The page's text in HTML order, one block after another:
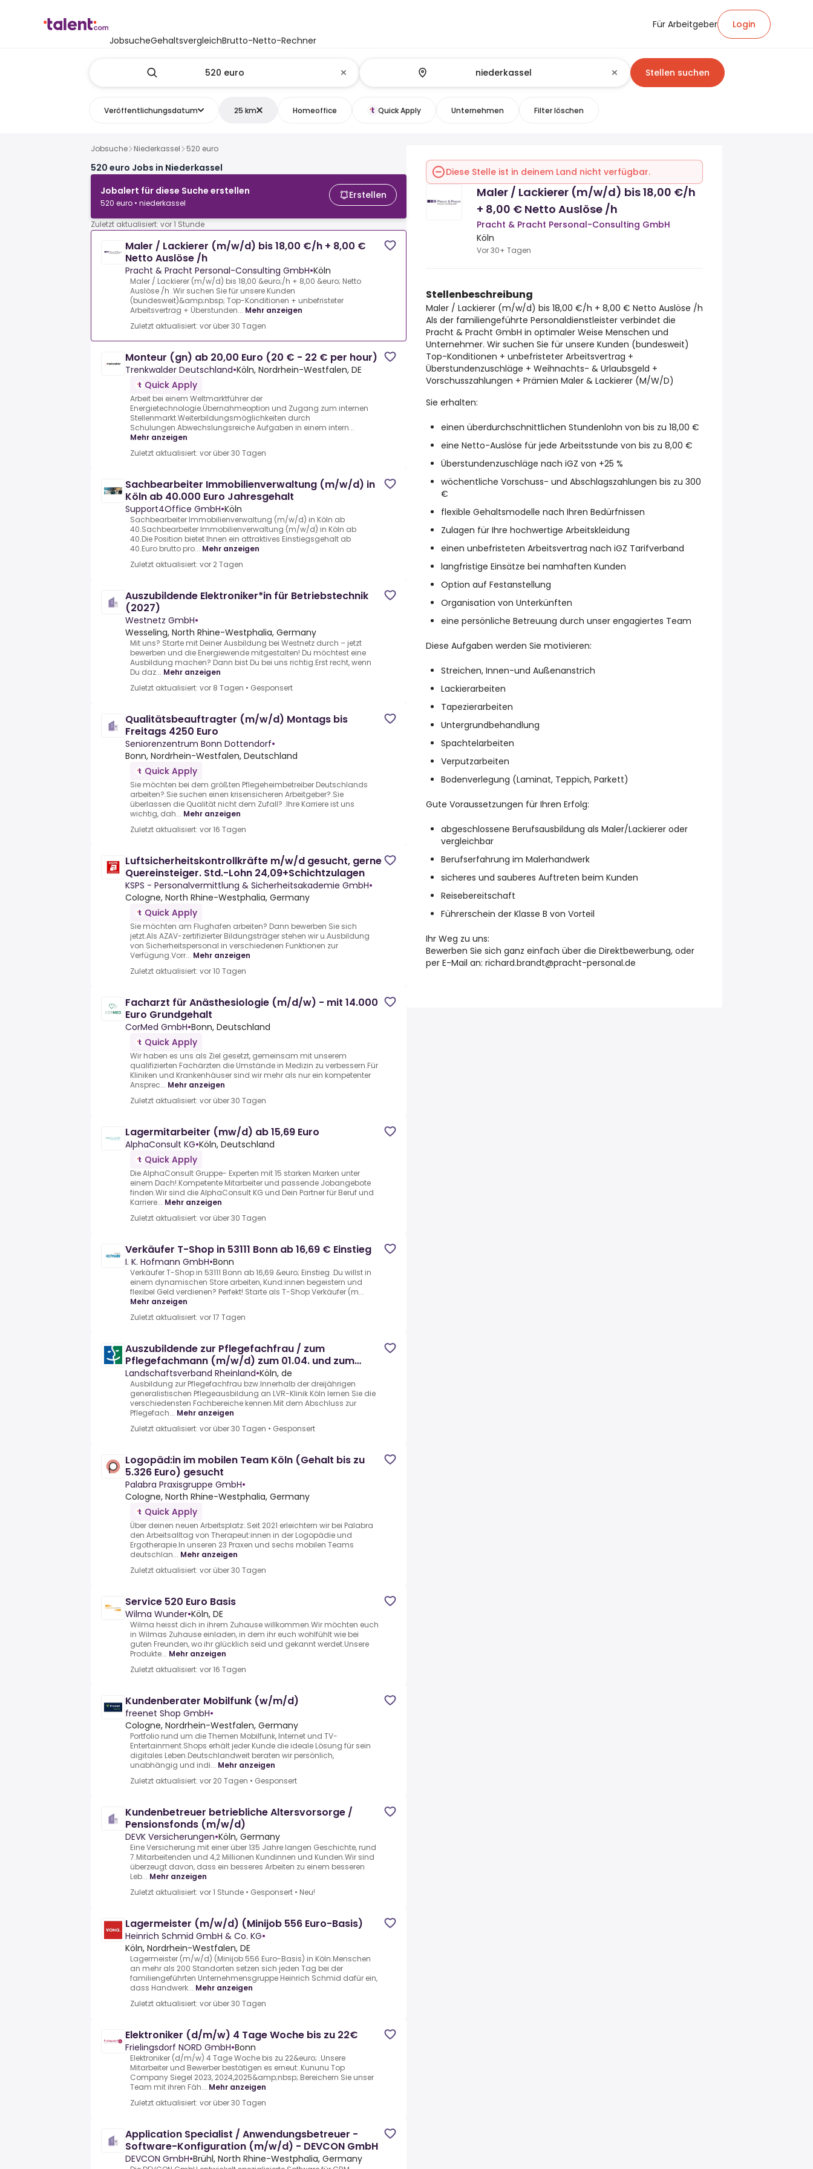
JobsucheGehaltsvergleichBrutto-Netto-Rechner
Für Arbeitgeber Login
Stellen suchen
Veröffentlichungsdatum 25 km Homeoffice Quick Apply Unternehmen Filter löschen
Jobsuche Niederkassel 520 euro
520 euro Jobs in Niederkassel
Jobalert für diese Suche erstellen
520 euro • niederkassel
Erstellen
Zuletzt aktualisiert: vor 1 Stunde
Maler / Lackierer (m/w/d) bis 18,00 €/h + 8,00 €
Netto Auslöse /h
Pracht & Pracht Personal-Consulting GmbH•Köln
Maler / Lackierer (m/w/d) bis 18,00 &euro;/h + 8,00 &euro; Netto
Auslöse /h .Wir suchen Sie für unsere Kunden
(bundesweit)&amp;nbsp; Top-Konditionen + unbefristeter
Arbeitsvertrag + Überstunden... Mehr anzeigen
Zuletzt aktualisiert: vor über 30 Tagen
Monteur (gn) ab 20,00 Euro (20 € - 22 € per hour)
Trenkwalder Deutschland•Köln, Nordrhein-Westfalen, DE
Quick Apply
Arbeit bei einem Weltmarktführer der
Energietechnologie.Übernahmeoption und Zugang zum internen
Stellenmarkt.Weiterbildungsmöglichkeiten durch
Schulungen.Abwechslungsreiche Aufgaben in einem intern...
Mehr anzeigen
Zuletzt aktualisiert: vor über 30 Tagen
Sachbearbeiter Immobilienverwaltung (m/w/d) in
Köln ab 40.000 Euro Jahresgehalt
Support4Office GmbH•Köln
Sachbearbeiter Immobilienverwaltung (m/w/d) in Köln ab
40.Sachbearbeiter Immobilienverwaltung (m/w/d) in Köln ab
40.Die Position bietet Ihnen ein attraktives Einstiegsgehalt ab
40.Euro brutto pro... Mehr anzeigen
Zuletzt aktualisiert: vor 2 Tagen
Auszubildende Elektroniker*in für Betriebstechnik
(2027)
Westnetz GmbH•
Wesseling, North Rhine-Westphalia, Germany
Mit uns? Starte mit Deiner Ausbildung bei Westnetz durch – jetzt
bewerben und die Energiewende mitgestalten! Du möchtest eine
Ausbildung machen? Dann bist Du bei uns richtig.Erst recht, wenn
Du daz... Mehr anzeigen
Zuletzt aktualisiert: vor 8 Tagen • Gesponsert
Qualitätsbeauftragter (m/w/d) Montags bis
Freitags 4250 Euro
Seniorenzentrum Bonn Dottendorf•
Bonn, Nordrhein-Westfalen, Deutschland
Quick Apply
Sie möchten bei dem größten Pflegeheimbetreiber Deutschlands
arbeiten?.Sie suchen einen krisensicheren Arbeitgeber?.Sie
überlassen die Qualität nicht dem Zufall? .Ihre Karriere ist uns
wichtig, dah... Mehr anzeigen
Zuletzt aktualisiert: vor 16 Tagen
Luftsicherheitskontrollkräfte m/w/d gesucht, gerne
Quereinsteiger. Std.-Lohn 24,09+Schichtzulagen
KSPS - Personalvermittlung & Sicherheitsakademie GmbH•
Cologne, North Rhine-Westphalia, Germany
Quick Apply
Sie möchten am Flughafen arbeiten? Dann bewerben Sie sich
jetzt.Als AZAV-zertifizierter Bildungsträger stehen wir u.Ausbildung
von Sicherheitspersonal in verschiedenen Funktionen zur
Verfügung.Vorr... Mehr anzeigen
Zuletzt aktualisiert: vor 10 Tagen
Facharzt für Anästhesiologie (m/d/w) - mit 14.000
Euro Grundgehalt
CorMed GmbH•Bonn, Deutschland
Quick Apply
Wir haben es uns als Ziel gesetzt, gemeinsam mit unserem
qualifizierten Fachärzten die Umstände in Medizin zu verbessern.Für
Kliniken und Krankenhäuser sind wir mehr als nur ein kompetenter
Ansprec... Mehr anzeigen
Zuletzt aktualisiert: vor über 30 Tagen
Lagermitarbeiter (mw/d) ab 15,69 Euro
AlphaConsult KG•Köln, Deutschland
Quick Apply
Die AlphaConsult Gruppe- Experten mit 15 starken Marken unter
einem Dach!.Kompetente Mitarbeiter und passende Jobangebote
finden.Wir sind die AlphaConsult KG und Dein Partner für Beruf und
Karriere... Mehr anzeigen
Zuletzt aktualisiert: vor über 30 Tagen
Verkäufer T-Shop in 53111 Bonn ab 16,69 € Einstieg
I. K. Hofmann GmbH•Bonn
Verkäufer T-Shop in 53111 Bonn ab 16,69 &euro; Einstieg .Du willst in
einem dynamischen Store arbeiten, Kund:innen begeistern und
flexibel Geld verdienen? Perfekt! Starte als T-Shop Verkäufer (m...
Mehr anzeigen
Zuletzt aktualisiert: vor 17 Tagen
Auszubildende zur Pflegefachfrau / zum
Pflegefachmann (m/w/d) zum 01.04. und zum
01.09. jeden Jahres
Landschaftsverband Rheinland•Köln, de
Ausbildung zur Pflegefachfrau bzw.Innerhalb der dreijährigen
generalistischen Pflegeausbildung an LVR-Klinik Köln lernen Sie die
verschiedensten Fachbereiche kennen.Mit dem Abschluss zur
Pflegefach... Mehr anzeigen
Zuletzt aktualisiert: vor über 30 Tagen • Gesponsert
Logopäd:in im mobilen Team Köln (Gehalt bis zu
5.326 Euro) gesucht
Palabra Praxisgruppe GmbH•
Cologne, North Rhine-Westphalia, Germany
Quick Apply
Über deinen neuen Arbeitsplatz:.Seit 2021 erleichtern wir bei Palabra
den Arbeitsalltag von Therapeut:innen in der Logopädie und
Ergotherapie.In unseren 23 Praxen und sechs mobilen Teams
deutschlan... Mehr anzeigen
Zuletzt aktualisiert: vor über 30 Tagen
Service 520 Euro Basis
Wilma Wunder•Köln, DE
Wilma heisst dich in ihrem Zuhause willkommen.Wir möchten euch
in Wilmas Zuhause einladen, in dem ihr euch wohlfühlt wie bei
guten Freunden, wo ihr glücklich seid und gekannt werdet.Unsere
Produkte... Mehr anzeigen
Zuletzt aktualisiert: vor 16 Tagen
Kundenberater Mobilfunk (w/m/d)
freenet Shop GmbH•
Cologne, Nordrhein-Westfalen, Germany
Portfolio rund um die Themen Mobilfunk, Internet und TV-
Entertainment.Shops erhält jeder Kunde die ideale Lösung für sein
digitales Leben.Deutschlandweit beraten wir persönlich,
unabhängig und indi... Mehr anzeigen
Zuletzt aktualisiert: vor 20 Tagen • Gesponsert
Kundenbetreuer betriebliche Altersvorsorge /
Pensionsfonds (m/w/d)
DEVK Versicherungen•Köln, Germany
Eine Versicherung mit einer über 135 Jahre langen Geschichte, rund
7.Mitarbeitenden und 4,2 Millionen Kundinnen und Kunden.Wir sind
überzeugt davon, dass ein besseres Arbeiten zu einem besseren
Leb... Mehr anzeigen
Zuletzt aktualisiert: vor 1 Stunde • Gesponsert • Neu!
Lagermeister (m/w/d) (Minijob 556 Euro-Basis)
Heinrich Schmid GmbH & Co. KG•
Köln, Nordrhein-Westfalen, DE
Lagermeister (m/w/d) (Minijob 556 Euro-Basis) in Köln.Menschen
an mehr als 200 Standorten setzen sich jeden Tag bei der
familiengeführten Unternehmensgruppe Heinrich Schmid dafür ein,
dass Handwerk... Mehr anzeigen
Zuletzt aktualisiert: vor über 30 Tagen
Elektroniker (d/m/w) 4 Tage Woche bis zu 22€
Frielingsdorf NORD GmbH•Bonn
Elektroniker (d/m/w) 4 Tage Woche bis zu 22&euro; .Unsere
Mitarbeiter und Bewerber bestätigen es erneut:.Kununu Top
Company Siegel 2023, 2024,2025&amp;nbsp;.Bereichern Sie unser
Team mit ihren Fäh... Mehr anzeigen
Zuletzt aktualisiert: vor über 30 Tagen
Application Specialist / Anwendungsbetreuer -
Software-Konfiguration (m/w/d) - DEVCON GmbH
DEVCON GmbH•Brühl, North Rhine-Westphalia, Germany
Diese Stelle ist in deinem Land nicht verfügbar.
Maler / Lackierer (m/w/d) bis 18,00 €/h
+ 8,00 € Netto Auslöse /h
Pracht & Pracht Personal-Consulting GmbH
Köln
Vor 30+ Tagen
Stellenbeschreibung
Maler / Lackierer (m/w/d) bis 18,00 €/h + 8,00 € Netto Auslöse /h
Als der familiengeführte Personaldienstleister verbindet die
Pracht & Pracht GmbH in optimaler Weise Menschen und
Unternehmer. Wir suchen Sie für unsere Kunden (bundesweit)
Top-Konditionen + unbefristeter Arbeitsvertrag +
Überstundenzuschläge + Weihnachts- & Urlaubsgeld +
Vorschusszahlungen + Prämien Maler & Lackierer (M/W/D)
Sie erhalten:
einen überdurchschnittlichen Stundenlohn von bis zu 18,00 €
eine Netto-Auslöse für jede Arbeitsstunde von bis zu 8,00 €
Überstundenzuschläge nach iGZ von +25 %
wöchentliche Vorschuss- und Abschlagszahlungen bis zu 300
€
flexible Gehaltsmodelle nach Ihren Bedürfnissen
Zulagen für Ihre hochwertige Arbeitskleidung
einen unbefristeten Arbeitsvertrag nach iGZ Tarifverband
langfristige Einsätze bei namhaften Kunden
Option auf Festanstellung
Organisation von Unterkünften
eine persönliche Betreuung durch unser engagiertes Team
Diese Aufgaben werden Sie motivieren:
Streichen, Innen-und Außenanstrich
Lackierarbeiten
Tapezierarbeiten
Untergrundbehandlung
Spachtelarbeiten
Verputzarbeiten
Bodenverlegung (Laminat, Teppich, Parkett)
Gute Voraussetzungen für Ihren Erfolg:
abgeschlossene Berufsausbildung als Maler/Lackierer oder
vergleichbar
Berufserfahrung im Malerhandwerk
sicheres und sauberes Auftreten beim Kunden
Reisebereitschaft
Führerschein der Klasse B von Vorteil
Ihr Weg zu uns:
Bewerben Sie sich ganz einfach über die Direktbewerbung, oder
per E-Mail an: richard.brandt@pracht-personal.de